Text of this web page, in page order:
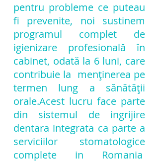
pentru probleme ce puteau
fi prevenite, noi sustinem
programul complet de
igienizare profesională în
cabinet, odată la 6 luni, care
contribuie la menținerea pe
termen lung a sănătății
orale.Acest lucru face parte
din sistemul de ingrijire
dentara integrata ca parte a
serviciilor stomatologice
complete in Romania